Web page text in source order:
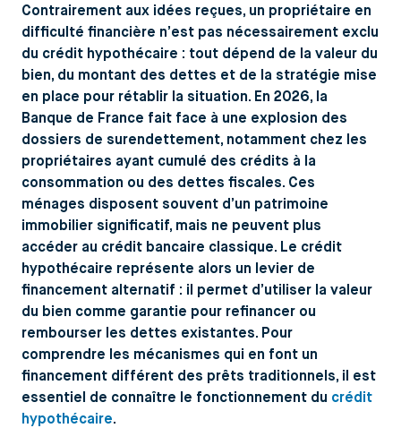
Contrairement aux idées reçues, un propriétaire en
difficulté financière n’est pas nécessairement exclu
du crédit hypothécaire : tout dépend de la valeur du
bien, du montant des dettes et de la stratégie mise
en place pour rétablir la situation. En 2026, la
Banque de France fait face à une explosion des
dossiers de surendettement, notamment chez les
propriétaires ayant cumulé des crédits à la
consommation ou des dettes fiscales. Ces
ménages disposent souvent d’un patrimoine
immobilier significatif, mais ne peuvent plus
accéder au crédit bancaire classique. Le crédit
hypothécaire représente alors un levier de
financement alternatif : il permet d’utiliser la valeur
du bien comme garantie pour refinancer ou
rembourser les dettes existantes. Pour
comprendre les mécanismes qui en font un
financement différent des prêts traditionnels, il est
essentiel de connaître le fonctionnement du crédit
hypothécaire.